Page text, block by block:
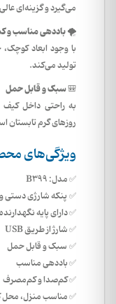
می‌گیرد و گزینه‌ای
🌪️باددهی مناسب و
با وجود ابعاد
تولید می‌کند.
🎒سبک و قابل حمل
به راحتی داخل کیف
روزهای گرم تابستان
ویژگی‌های
✅ مدل: B399
✅ پنکه شارژی دستی
✅ دارای پایه
✅ شارژ از طریق USB
✅ سبک و قابل حمل
✅ باددهی مناسب
✅ کم‌صدا و کم‌مصرف
✅ مناسب منزل، محل